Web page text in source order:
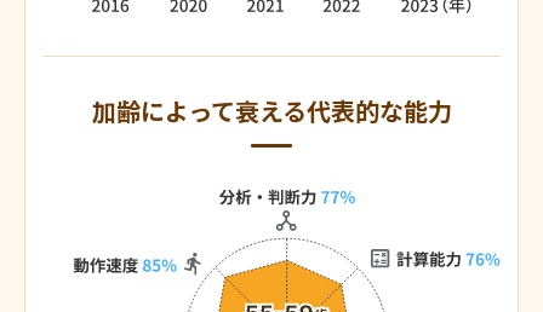
加齢によって衰える代表的な能力